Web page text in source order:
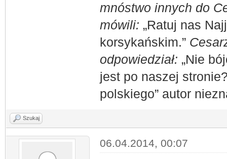
mnóstwo innych do
mówili: „Ratuj nas
korsykańskim.”
odpowiedział: „Nie
jest po naszej
polskiego” autor
Szukaj
06.04.2014, 00:07